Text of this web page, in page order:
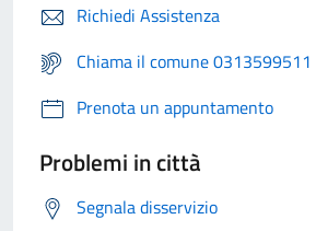
Richiedi Assistenza
Chiama il comune 0313599511
Prenota un appuntamento
Problemi in città
Segnala disservizio